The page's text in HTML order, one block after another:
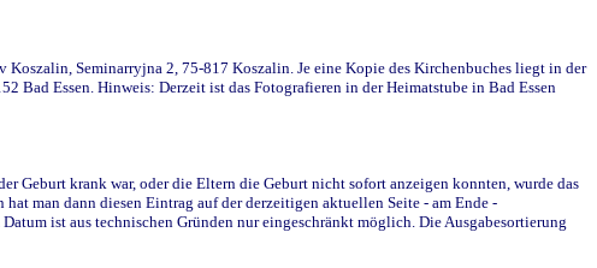
Seminarryjna 2, 75-817 Koszalin. Je eine Kopie des Kirchenbuches liegt in der
Bad Essen. Hinweis: Derzeit ist das Fotografieren in der Heimatstube in Bad Essen
Geburt krank war, oder die Eltern die Geburt nicht sofort anzeigen konnten, wurde das
man dann diesen Eintrag auf der derzeitigen aktuellen Seite - am Ende -
ist aus technischen Gründen nur eingeschränkt möglich. Die Ausgabesortierung